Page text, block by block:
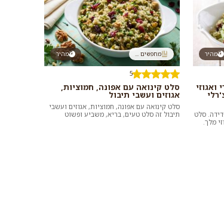
מהיר
סלט
מלך.
מהיר מחפשים ...
5
סלט קינואה עם אפונה, חמוציות,
אגוזים ועשבי תיבול
סלט קינואה עם אפונה, חמוציות, אגוזים ועשבי
תיבול זה סלט טעים, בריא, משביע ופשוט